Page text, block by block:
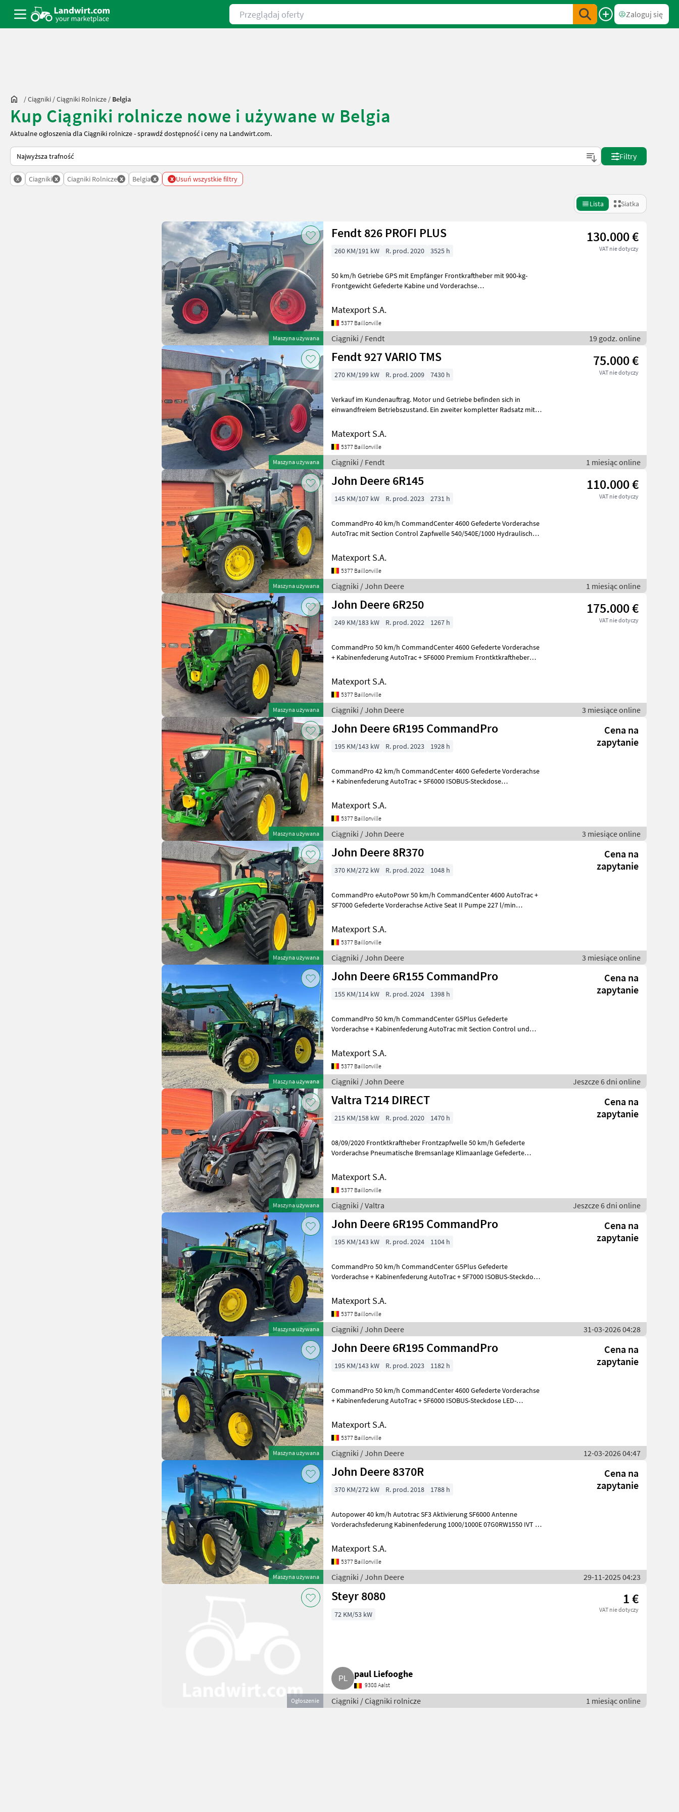
Przeglądaj oferty
Zaloguj się
/Ciągniki /Ciągniki Rolnicze / Belgia
Kup Ciągniki rolnicze nowe i używane w Belgia
Aktualne ogłoszenia dla Ciągniki rolnicze - sprawdź dostępność i ceny na Landwirt.com.
Tak sortuje się na Landwirt.com
Filtry
x Ciagniki x Ciagniki Rolnicze x Belgia x x Usuń wszystkie filtry
Lista Siatka
Maszyna używana
Fendt 826 PROFI PLUS 130.000 €
VAT nie dotyczy
260 KM/191 kW R. prod. 2020 3525 h
50 km/h Getriebe GPS mit Empfänger Frontkraftheber mit 900-kg-
Frontgewicht Gefederte Kabine und Vorderachse
Matexport S.A.
5377 Baillonville
Ciągniki / Fendt 19 godz. online
Maszyna używana
Fendt 927 VARIO TMS 75.000 €
VAT nie dotyczy
270 KM/199 kW R. prod. 2009 7430 h
Verkauf im Kundenauftrag. Motor und Getriebe befinden sich in
einwandfreiem Betriebszustand. Ein zweiter kompletter Radsatz mit
Matexport S.A.
5377 Baillonville
Ciągniki / Fendt 1 miesiąc online
Maszyna używana
John Deere 6R145 110.000 €
VAT nie dotyczy
145 KM/107 kW R. prod. 2023 2731 h
CommandPro 40 km/h CommandCenter 4600 Gefederte Vorderachse
AutoTrac mit Section Control Zapfwelle 540/540E/1000 Hydraulische
Matexport S.A.
5377 Baillonville
Ciągniki / John Deere 1 miesiąc online
Maszyna używana
John Deere 6R250 175.000 €
VAT nie dotyczy
249 KM/183 kW R. prod. 2022 1267 h
CommandPro 50 km/h CommandCenter 4600 Gefederte Vorderachse
+ Kabinenfederung AutoTrac + SF6000 Premium Frontktkraftheber
Matexport S.A.
5377 Baillonville
Ciągniki / John Deere 3 miesiące online
Maszyna używana
John Deere 6R195 CommandPro
Cena na
zapytanie
195 KM/143 kW R. prod. 2023 1928 h
CommandPro 42 km/h CommandCenter 4600 Gefederte Vorderachse
+ Kabinenfederung AutoTrac + SF6000 ISOBUS-Steckdose
Matexport S.A.
5377 Baillonville
Ciągniki / John Deere 3 miesiące online
Maszyna używana
John Deere 8R370
Cena na
zapytanie
370 KM/272 kW R. prod. 2022 1048 h
CommandPro eAutoPowr 50 km/h CommandCenter 4600 AutoTrac +
SF7000 Gefederte Vorderachse Active Seat II Pumpe 227 l/min
Matexport S.A.
5377 Baillonville
Ciągniki / John Deere 3 miesiące online
Maszyna używana
John Deere 6R155 CommandPro
Cena na
zapytanie
155 KM/114 kW R. prod. 2024 1398 h
CommandPro 50 km/h CommandCenter G5Plus Gefederte
Vorderachse + Kabinenfederung AutoTrac mit Section Control und
Matexport S.A.
5377 Baillonville
Ciągniki / John Deere Jeszcze 6 dni online
Maszyna używana
Valtra T214 DIRECT
Cena na
zapytanie
215 KM/158 kW R. prod. 2020 1470 h
08/09/2020 Frontktkraftheber Frontzapfwelle 50 km/h Gefederte
Vorderachse Pneumatische Bremsanlage Klimaanlage Gefederte
Matexport S.A.
5377 Baillonville
Ciągniki / Valtra Jeszcze 6 dni online
Maszyna używana
John Deere 6R195 CommandPro
Cena na
zapytanie
195 KM/143 kW R. prod. 2024 1104 h
CommandPro 50 km/h CommandCenter G5Plus Gefederte
Vorderachse + Kabinenfederung AutoTrac + SF7000 ISOBUS-Steckdose
Matexport S.A.
5377 Baillonville
Ciągniki / John Deere 31-03-2026 04:28
Maszyna używana
John Deere 6R195 CommandPro
Cena na
zapytanie
195 KM/143 kW R. prod. 2023 1182 h
CommandPro 50 km/h CommandCenter 4600 Gefederte Vorderachse
+ Kabinenfederung AutoTrac + SF6000 ISOBUS-Steckdose LED-
Matexport S.A.
5377 Baillonville
Ciągniki / John Deere 12-03-2026 04:47
Maszyna używana
John Deere 8370R
Cena na
zapytanie
370 KM/272 kW R. prod. 2018 1788 h
Autopower 40 km/h Autotrac SF3 Aktivierung SF6000 Antenne
Vorderachsfederung Kabinenfederung 1000/1000E 07G0RW1550 IVT 42
Matexport S.A.
5377 Baillonville
Ciągniki / John Deere 29-11-2025 04:23
Ogłoszenie
Steyr 8080 1 €
VAT nie dotyczy
72 KM/53 kW
paul Liefooghe
9308 Aalst
Ciągniki / Ciągniki rolnicze 1 miesiąc online